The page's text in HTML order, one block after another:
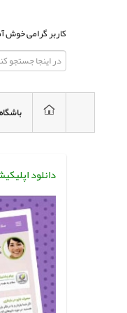
کاربر گرامی خوش
دانلود